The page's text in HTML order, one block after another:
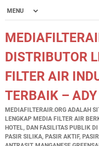
DISTRIBUTOR
FILTER AIR
TERBAIK – ADY
MEDIAFILTERAIR.ORG ADALAH
LENGKAP MEDIA FILTER AIR
HOTEL, DAN FASILITAS PUBLIK
PASIR SILIKA, PASIR AKTIF,